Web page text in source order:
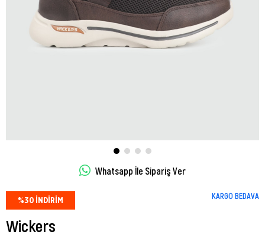
Whatsapp İle Sipariş Ver
%30 İNDIRIM KARGO BEDAVA
Wickers